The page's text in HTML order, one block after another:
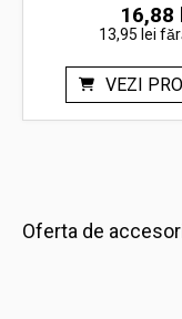
16,88
13,95 lei
VEZI
Oferta de